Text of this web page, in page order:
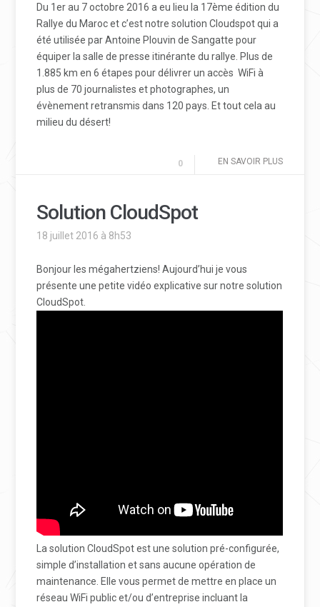
Du 1er au 7 octobre 2016 a eu lieu la 17ème édition du
Rallye du Maroc et c’est notre solution Cloudspot qui a
été utilisée par Antoine Plouvin de Sangatte pour
équiper la salle de presse itinérante du rallye. Plus de
1.885 km en 6 étapes pour délivrer un accès WiFi à
plus de 70 journalistes et photographes, un
évènement retransmis dans 120 pays. Et tout cela au
milieu du désert!
EN SAVOIR PLUS
0
Solution CloudSpot
18 juillet 2016 à 8h53
Bonjour les mégahertziens! Aujourd’hui je vous
présente une petite vidéo explicative sur notre solution
CloudSpot.
La solution CloudSpot est une solution pré-configurée,
simple d’installation et sans aucune opération de
maintenance. Elle vous permet de mettre en place un
réseau WiFi public et/ou d’entreprise incluant la